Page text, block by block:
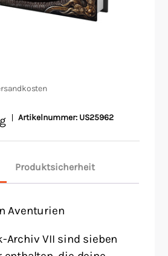
Artikelnummer: US25962
Produktsicherheit
Aventurien
Archiv VII sind sieben